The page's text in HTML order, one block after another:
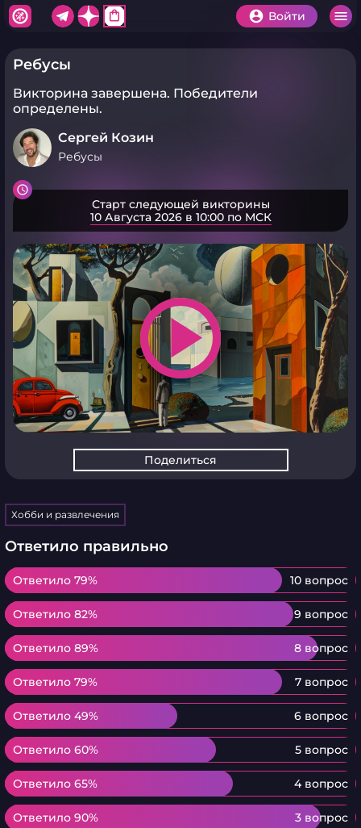
shopping_bag Войти
Ребусы
Викторина завершена. Победители
определены.
Сергей Козин
Ребусы
Старт следующей викторины
10 Августа 2026 в 10:00 по МСК
play_arrow
Поделиться
Хобби и развлечения
Ответило правильно
Ответило 79% 10 вопрос
Ответило 79%
Ответило 82% 9 вопрос
Ответило 82%
Ответило 89% 8 вопрос
Ответило 89%
Ответило 79% 7 вопрос
Ответило 79%
Ответило 49% 6 вопрос
Ответило 49%
Ответило 60% 5 вопрос
Ответило 60%
Ответило 65% 4 вопрос
Ответило 65%
Ответило 90% 3 вопрос
Ответило 90%